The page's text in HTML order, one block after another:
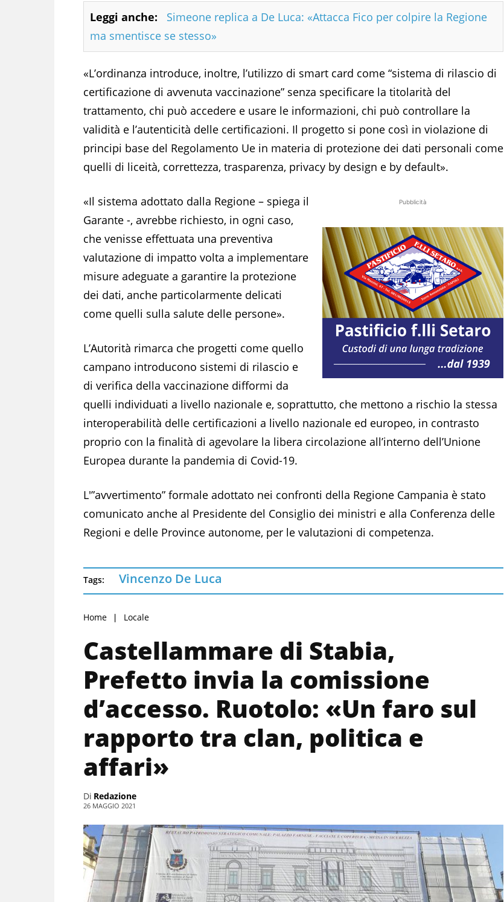
Leggi anche:
Simeone replica a De Luca: «Attacca Fico per colpire la Regione
ma smentisce se stesso»
«L’ordinanza introduce, inoltre, l’utilizzo di smart card come “sistema di rilascio di
certificazione di avvenuta vaccinazione” senza specificare la titolarità del
trattamento, chi può accedere e usare le informazioni, chi può controllare la
validità e l’autenticità delle certificazioni. Il progetto si pone così in violazione di
principi base del Regolamento Ue in materia di protezione dei dati personali come
quelli di liceità, correttezza, trasparenza, privacy by design e by default».
Pubblicità
«Il sistema adottato dalla Regione – spiega il
Garante -, avrebbe richiesto, in ogni caso,
che venisse effettuata una preventiva
valutazione di impatto volta a implementare
misure adeguate a garantire la protezione
dei dati, anche particolarmente delicati
come quelli sulla salute delle persone».
L’Autorità rimarca che progetti come quello
campano introducono sistemi di rilascio e
di verifica della vaccinazione difformi da
quelli individuati a livello nazionale e, soprattutto, che mettono a rischio la stessa
interoperabilità delle certificazioni a livello nazionale ed europeo, in contrasto
proprio con la finalità di agevolare la libera circolazione all’interno dell’Unione
Europea durante la pandemia di Covid-19.
L'”avvertimento” formale adottato nei confronti della Regione Campania è stato
comunicato anche al Presidente del Consiglio dei ministri e alla Conferenza delle
Regioni e delle Province autonome, per le valutazioni di competenza.
Tags: Vincenzo De Luca
Home Locale
Castellammare di Stabia,
Prefetto invia la comissione
d’accesso. Ruotolo: «Un faro sul
rapporto tra clan, politica e
affari»
Di Redazione
26 MAGGIO 2021